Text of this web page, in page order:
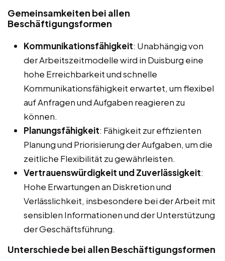
Gemeinsamkeiten bei allen
Beschäftigungsformen
Kommunikationsfähigkeit: Unabhängig von
der Arbeitszeitmodelle wird in Duisburg eine
hohe Erreichbarkeit und schnelle
Kommunikationsfähigkeit erwartet, um flexibel
auf Anfragen und Aufgaben reagieren zu
können.
Planungsfähigkeit: Fähigkeit zur effizienten
Planung und Priorisierung der Aufgaben, um die
zeitliche Flexibilität zu gewährleisten.
Vertrauenswürdigkeit und Zuverlässigkeit:
Hohe Erwartungen an Diskretion und
Verlässlichkeit, insbesondere bei der Arbeit mit
sensiblen Informationen und der Unterstützung
der Geschäftsführung.
Unterschiede bei allen Beschäftigungsformen